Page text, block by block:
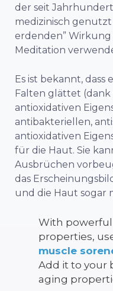
der seit
medizinisch
erdenden”
Meditation
Es ist bekannt, dass
Falten glättet
antioxidativen
antibakteriellen,
antioxidativen
für die Haut. Sie
Ausbrüchen
das
und die Haut sogar
With
properties,
muscle
Add it to your
aging